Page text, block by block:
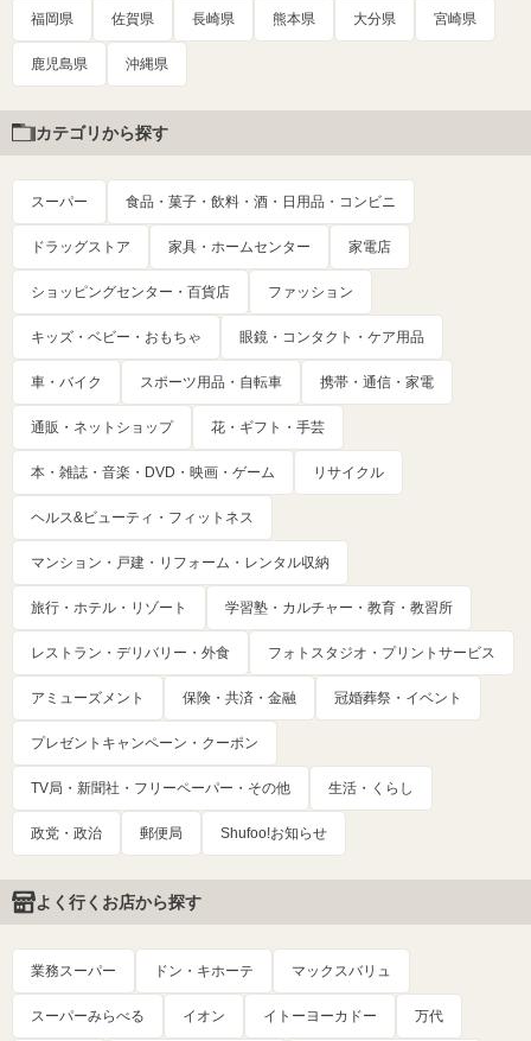
福岡県 佐賀県 長崎県 熊本県 大分県 宮崎県
鹿児島県 沖縄県
カテゴリから探す
スーパー 食品・菓子・飲料・酒・日用品・コンビニ
ドラッグストア 家具・ホームセンター 家電店
ショッピングセンター・百貨店 ファッション
キッズ・ベビー・おもちゃ 眼鏡・コンタクト・ケア用品
車・バイク スポーツ用品・自転車 携帯・通信・家電
通販・ネットショップ 花・ギフト・手芸
本・雑誌・音楽・DVD・映画・ゲーム リサイクル
ヘルス&ビューティ・フィットネス
マンション・戸建・リフォーム・レンタル収納
旅行・ホテル・リゾート 学習塾・カルチャー・教育・教習所
レストラン・デリバリー・外食 フォトスタジオ・プリントサービス
アミューズメント 保険・共済・金融 冠婚葬祭・イベント
プレゼントキャンペーン・クーポン
TV局・新聞社・フリーペーパー・その他 生活・くらし
政党・政治 郵便局 Shufoo!お知らせ
よく行くお店から探す
業務スーパー ドン・キホーテ マックスバリュ
スーパーみらべる イオン イトーヨーカドー 万代